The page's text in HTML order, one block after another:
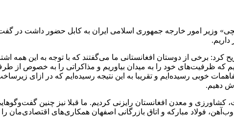
امور خارجه جمهوری اسلامی ایران به کابل حضور داشت در
برخی از دوستان افغانستانی ما می‌گفتند که با توجه به این همه
ظرفیت‌های خود را به میدان بیاوریم و مذاکراتی را به خصوص از طرف
خوبی رسیده‌ایم و تقریبا به این نتیجه رسیده‌ایم که در ازای
دهیم.
و معدن افغانستان رایزنی کردیم. ما قبلا نیز چنین
فولاد مبارکه و اتاق بازرگانی اصفهان همکاری‌های اقتصادی‌مان